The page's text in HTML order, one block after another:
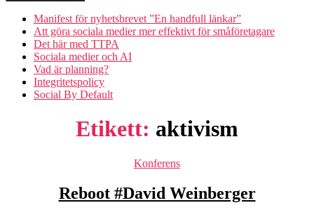
Manifest för nyhetsbrevet ”En handfull länkar”
Att göra sociala medier mer effektivt för småföretagare
Det här med TTPA
Sociala medier och AI
Vad är planning?
Integritetspolicy
Social By Default
Etikett: aktivism
Kategorier
Konferens
Reboot #David Weinberger